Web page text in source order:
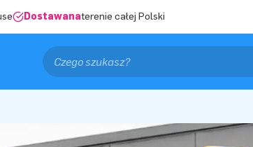
Dostawanaterenie całej Polski